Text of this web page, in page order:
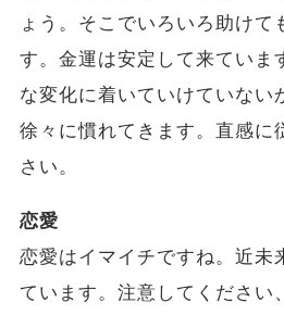
ょう。そこでいろいろ助けて
す。金運は安定して来ていま
な変化に着いていけていない
徐々に慣れてきます。直感に
さい。
恋愛
恋愛はイマイチですね。近未
ています。注意してください